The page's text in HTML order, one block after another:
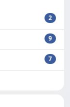
2
9
7